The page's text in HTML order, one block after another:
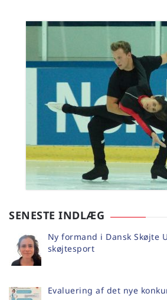
SENESTE INDLÆG
Ny formand i Dansk Skøjte
skøjtesport
Evaluering af det nye